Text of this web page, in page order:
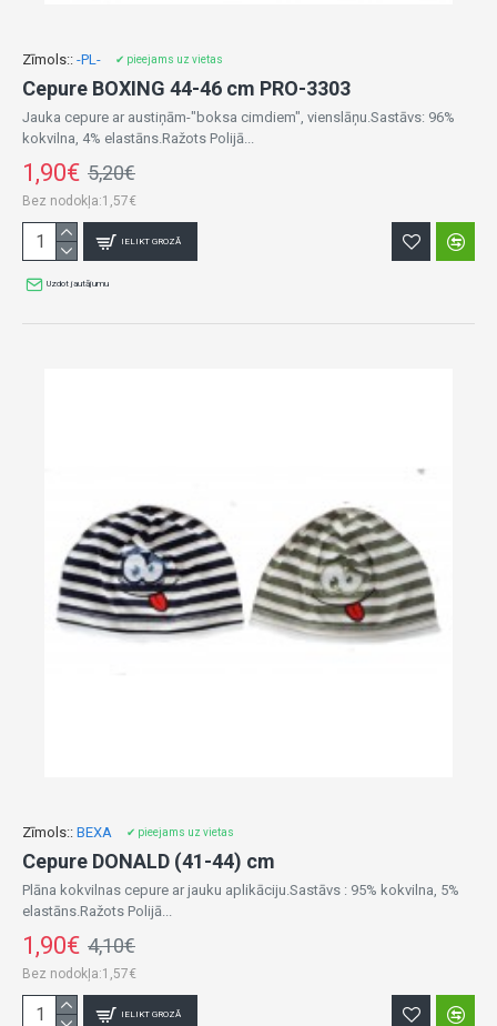
Zīmols:: -PL- ✔ pieejams uz vietas
Cepure BOXING 44-46 cm PRO-3303
Jauka cepure ar austiņām-"boksa cimdiem", vienslāņu.Sastāvs: 96%
kokvilna, 4% elastāns.Ražots Polijā...
1,90€ 5,20€
Bez nodokļa:1,57€
IELIKT GROZĀ
Uzdot jautājumu
Zīmols:: BEXA ✔ pieejams uz vietas
Cepure DONALD (41-44) cm
Plāna kokvilnas cepure ar jauku aplikāciju.Sastāvs : 95% kokvilna, 5%
elastāns.Ražots Polijā...
1,90€ 4,10€
Bez nodokļa:1,57€
IELIKT GROZĀ